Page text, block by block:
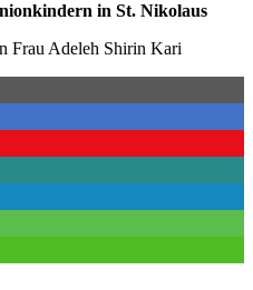
in St. Nikolaus
Frau Adeleh Shirin Kari